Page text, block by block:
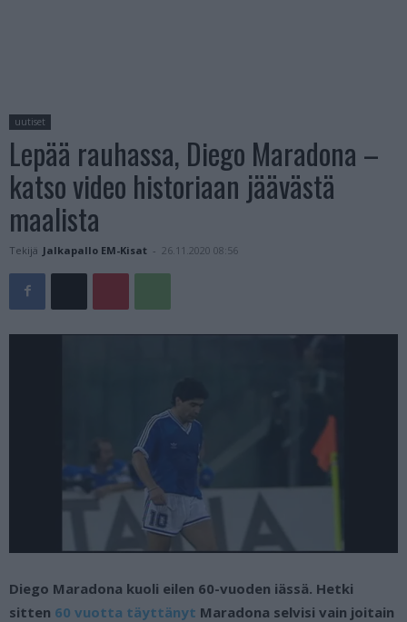
uutiset
Lepää rauhassa, Diego Maradona –
katso video historiaan jäävästä
maalista
Tekijä Jalkapallo EM-Kisat - 26.11.2020 08:56
Diego Maradona kuoli eilen 60-vuoden iässä. Hetki
sitten 60 vuotta täyttänyt Maradona selvisi vain joitain